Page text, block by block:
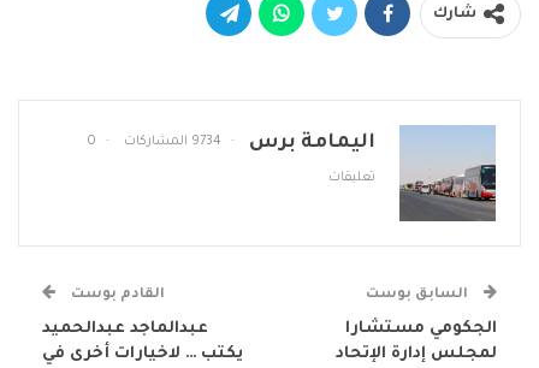
شارك
اليمامة برس 9734 المشاركات 0
تعليقات
السابق بوست
الجكومي مستشارا
لمجلس إدارة الإتحاد
القادم بوست
عبدالماجد عبدالحميد
يكتب … لاخيارات أخرى في